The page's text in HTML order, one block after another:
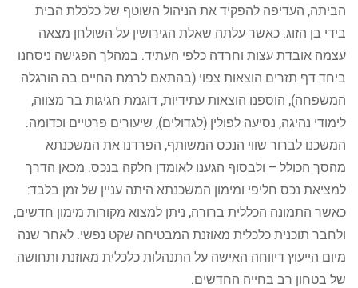
הביתה, העדיפה להפקיד את הניהול השוטף של כלכלת הבית
בידי בן הזוג. כאשר עלתה שאלת הגירושין על השולחן מצאה
עצמה אובדת עצות וחרדה כלפי העתיד. במהלך הפגישה ניסחנו
ביחד דף תזרים הוצאות צפוי (בהתאם לרמת החיים בה הורגלה
המשפחה), הוספנו הוצאות עתידיות, דוגמת חגיגות בר מצווה,
לימודי נהיגה, נסיעה לפולין (לגדולים), שיעורים פרטיים וכדומה.
המשכנו לברור שווי הנכס המשותף, הפרדנו את המשכנתא
מהסך הכולל – ולבסוף הגענו לאומדן חלקה בנכס. מכאן הדרך
למציאת נכס חליפי ומימון המשכנתא היתה עניין של זמן בלבד:
כאשר התמונה הכללית ברורה, ניתן למצוא מקורות מימון חדשים,
ולחבר תוכנית כלכלית מאוזנת המבטיחה שקט נפשי. לאחר שנה
מיום הייעוץ דיווחה האישה על התנהלות כלכלית מאוזנת ותחושה
של בטחון רב בחייה החדשים.